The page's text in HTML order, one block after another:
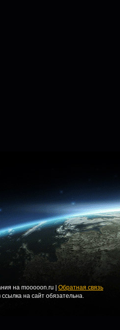
на mooooon.ru | Обратная связь
на сайт обязательна.